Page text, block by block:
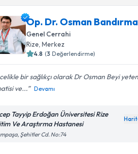
Op. Dr. Osman
Genel Cerrahi
Rize ,Merkez
4.8 (3 Değerlendirme)
bir sağlıkçı olarak Dr Osman Beyi
ve...
Devamı
Tayyip Erdoğan Üniversitesi Rize
Ve Araştırma Hastanesi
Şehitler Cd. No:74